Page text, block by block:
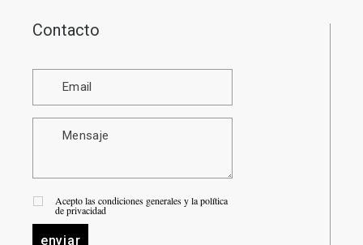
Contacto
Acepto las condiciones generales y la política
de privacidad
enviar